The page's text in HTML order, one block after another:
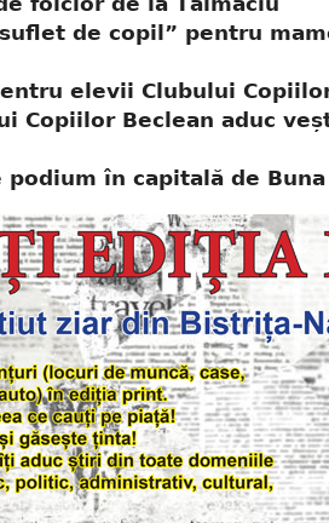
de copil” pentru
elevii Clubului
Copiilor Beclean aduc
podium în capitală de